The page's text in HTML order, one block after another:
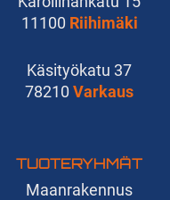
TUOTERYHMÄT
Maanrakennus
11100 Riihimäki
Käsityökatu 37
78210 Varkaus